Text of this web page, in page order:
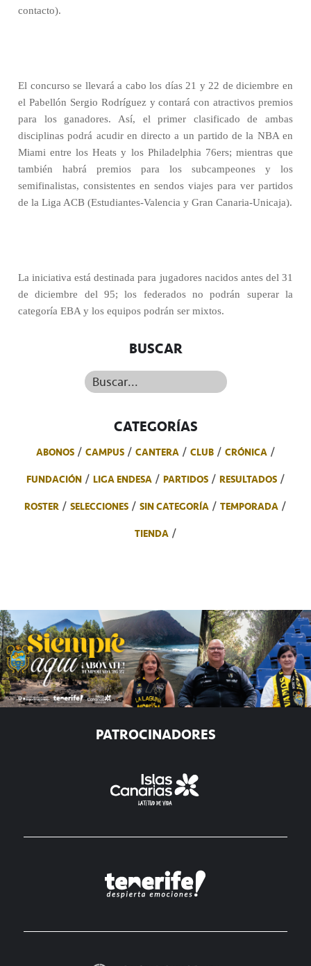
contacto).
El concurso se llevará a cabo los días 21 y 22 de diciembre en
el Pabellón Sergio Rodríguez y contará con atractivos premios
para los ganadores. Así, el primer clasificado de ambas
disciplinas podrá acudir en directo a un partido de la NBA en
Miami entre los Heats y los Philadelphia 76ers; mientras que
también habrá premios para los subcampeones y los
semifinalistas, consistentes en sendos viajes para ver partidos
de la Liga ACB (Estudiantes-Valencia y Gran Canaria-Unicaja).
La iniciativa está destinada para jugadores nacidos antes del 31
de diciembre del 95; los federados no podrán superar la
categoría EBA y los equipos podrán ser mixtos.
BUSCAR
Buscar...
CATEGORÍAS
ABONOS CAMPUS CANTERA CLUB
CRÓNICA
FUNDACIÓN
LIGA ENDESA PARTIDOS
RESULTADOS
ROSTER
SELECCIONES SIN CATEGORÍA
TEMPORADA
TIENDA
PATROCINADORES